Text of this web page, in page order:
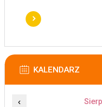
KALENDARZ
‹